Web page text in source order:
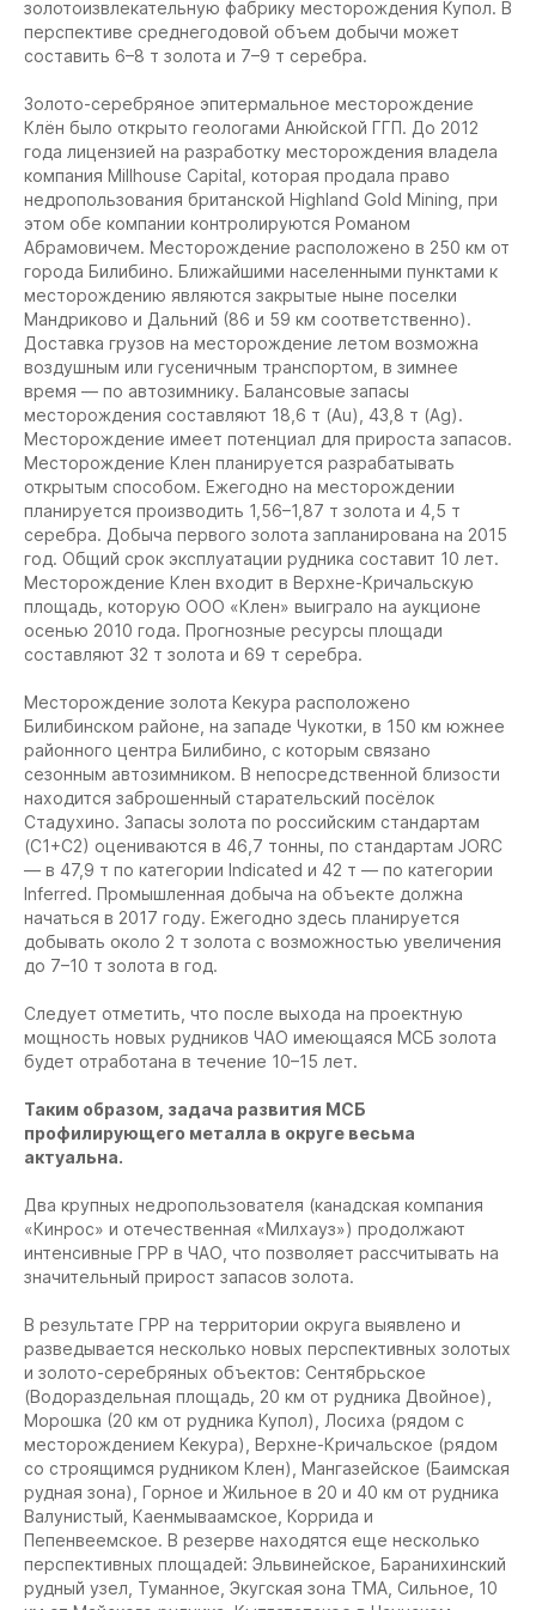
золотоизвлекательную фабрику месторождения Купол. В
перспективе среднегодовой объем добычи может
составить 6–8 т золота и 7–9 т серебра.
Золото-серебряное эпитермальное месторождение
Клён было открыто геологами Анюйской ГГП. До 2012
года лицензией на разработку месторождения владела
компания Millhouse Capital, которая продала право
недропользования британской Highland Gold Mining, при
этом обе компании контролируются Романом
Абрамовичем. Месторождение расположено в 250 км от
города Билибино. Ближайшими населенными пунктами к
месторождению являются закрытые ныне поселки
Мандриково и Дальний (86 и 59 км соответственно).
Доставка грузов на месторождение летом возможна
воздушным или гусеничным транспортом, в зимнее
время — по автозимнику. Балансовые запасы
месторождения составляют 18,6 т (Au), 43,8 т (Ag).
Месторождение имеет потенциал для прироста запасов.
Месторождение Клен планируется разрабатывать
открытым способом. Ежегодно на месторождении
планируется производить 1,56–1,87 т золота и 4,5 т
серебра. Добыча первого золота запланирована на 2015
год. Общий срок эксплуатации рудника составит 10 лет.
Месторождение Клен входит в Верхне-Кричальскую
площадь, которую ООО «Клен» выиграло на аукционе
осенью 2010 года. Прогнозные ресурсы площади
составляют 32 т золота и 69 т серебра.
Месторождение золота Кекура расположено
Билибинском районе, на западе Чукотки, в 150 км южнее
районного центра Билибино, с которым связано
сезонным автозимником. В непосредственной близости
находится заброшенный старательский посёлок
Стадухино. Запасы золота по российским стандартам
(С1+С2) оцениваются в 46,7 тонны, по стандартам JORC
— в 47,9 т по категории Indicated и 42 т — по категории
Inferred. Промышленная добыча на объекте должна
начаться в 2017 году. Ежегодно здесь планируется
добывать около 2 т золота с возможностью увеличения
до 7–10 т золота в год.
Следует отметить, что после выхода на проектную
мощность новых рудников ЧАО имеющаяся МСБ золота
будет отработана в течение 10–15 лет.
Таким образом, задача развития МСБ
профилирующего металла в округе весьма
актуальна.
Два крупных недропользователя (канадская компания
«Кинрос» и отечественная «Милхауз») продолжают
интенсивные ГРР в ЧАО, что позволяет рассчитывать на
значительный прирост запасов золота.
В результате ГРР на территории округа выявлено и
разведывается несколько новых перспективных золотых
и золото-серебряных объектов: Сентябрьское
(Водораздельная площадь, 20 км от рудника Двойное),
Морошка (20 км от рудника Купол), Лосиха (рядом с
месторождением Кекура), Верхне-Кричальское (рядом
со строящимся рудником Клен), Мангазейское (Баимская
рудная зона), Горное и Жильное в 20 и 40 км от рудника
Валунистый, Каенмываамское, Коррида и
Пепенвеемское. В резерве находятся еще несколько
перспективных площадей: Эльвинейское, Баранихинский
рудный узел, Туманное, Экугская зона ТМА, Сильное, 10